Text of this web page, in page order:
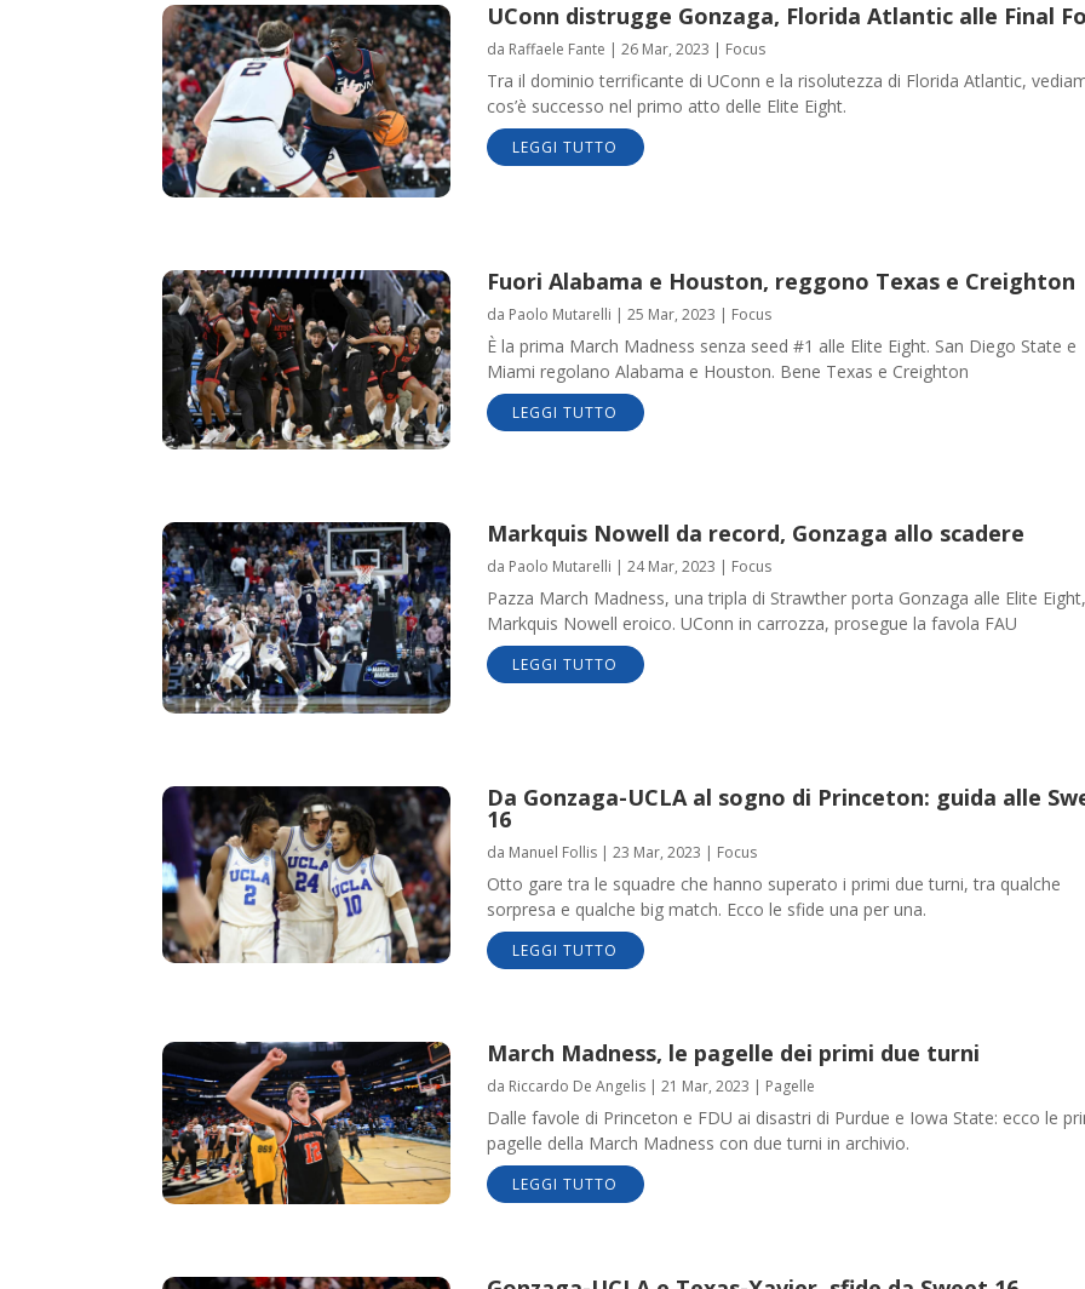
UConn distrugge Gonzaga, Florida Atlantic alle Final
da Raffaele Fante | 26 Mar, 2023 | Focus
Tra il dominio terrificante di UConn e la risolutezza di Florida Atlantic,
cos’è successo nel primo atto delle Elite Eight.
LEGGI TUTTO
Fuori Alabama e Houston, reggono Texas e Creighton
da Paolo Mutarelli | 25 Mar, 2023 | Focus
È la prima March Madness senza seed #1 alle Elite Eight. San Diego State e
Miami regolano Alabama e Houston. Bene Texas e Creighton
LEGGI TUTTO
Markquis Nowell da record, Gonzaga allo scadere
da Paolo Mutarelli | 24 Mar, 2023 | Focus
Pazza March Madness, una tripla di Strawther porta Gonzaga alle Elite Eight,
Markquis Nowell eroico. UConn in carrozza, prosegue la favola FAU
LEGGI TUTTO
Da Gonzaga-UCLA al sogno di Princeton: guida alle
16
da Manuel Follis| 23 Mar, 2023 | Focus
Otto gare tra le squadre che hanno superato i primi due turni, tra qualche
sorpresa e qualche big match. Ecco le sfide una per una.
LEGGI TUTTO
March Madness, le pagelle dei primi due turni
da Riccardo De Angelis| 21 Mar, 2023 | Pagelle
Dalle favole di Princeton e FDU ai disastri di Purdue e Iowa State: ecco le
pagelle della March Madness con due turni in archivio.
LEGGI TUTTO